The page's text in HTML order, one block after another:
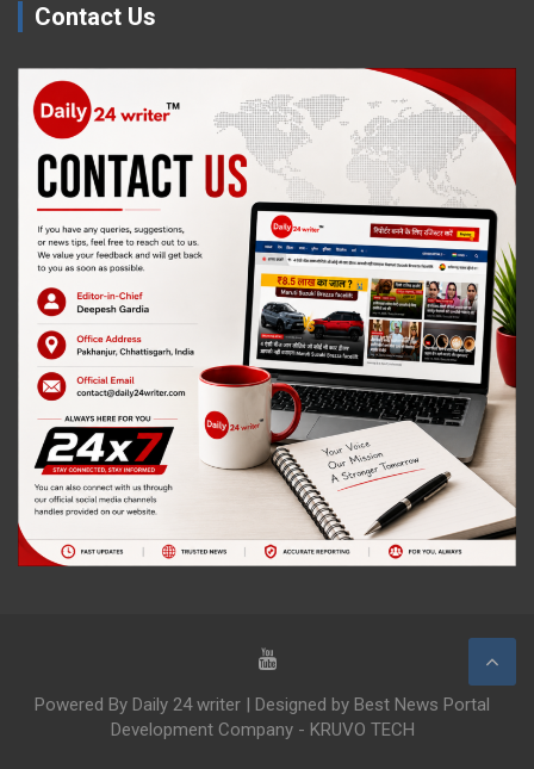
Contact Us
Powered By Daily 24 writer | Designed by Best News Portal
Development Company - KRUVO TECH